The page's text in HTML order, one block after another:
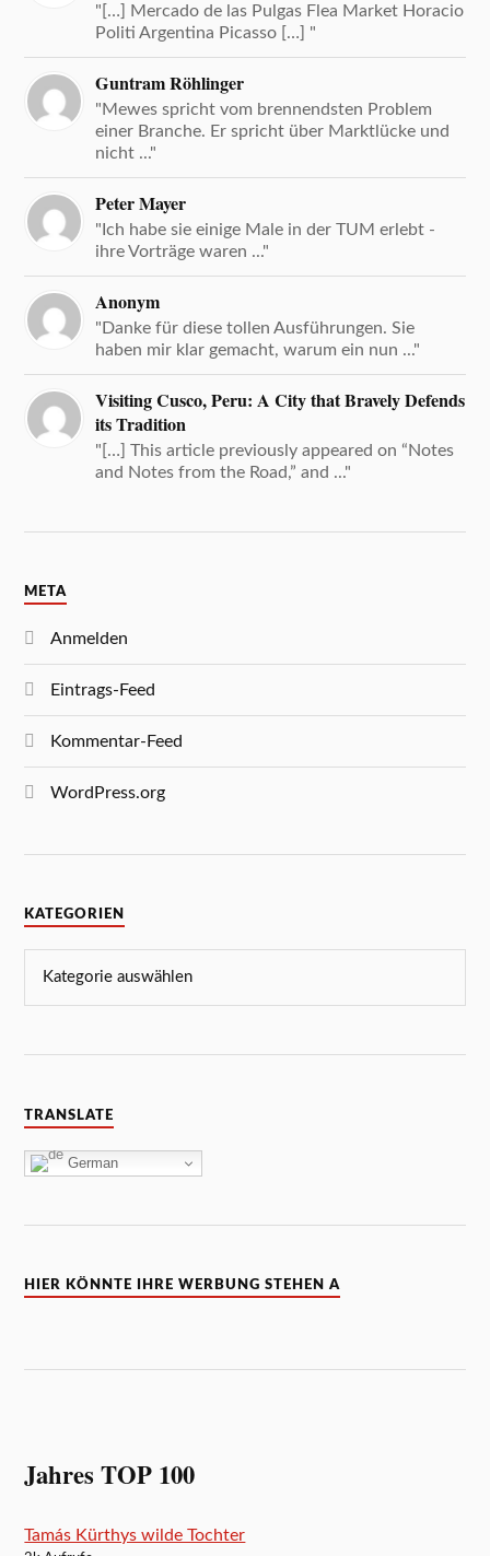
"[…] Mercado de las Pulgas Flea Market Horacio
Politi Argentina Picasso […] "
Guntram Röhlinger
"Mewes spricht vom brennendsten Problem
einer Branche. Er spricht über Marktlücke und
nicht ..."
Peter Mayer
"Ich habe sie einige Male in der TUM erlebt -
ihre Vorträge waren ..."
Anonym
"Danke für diese tollen Ausführungen. Sie
haben mir klar gemacht, warum ein nun ..."
Visiting Cusco, Peru: A City that Bravely Defends
its Tradition
"[…] This article previously appeared on “Notes
and Notes from the Road,” and ..."
META
Anmelden
Eintrags-Feed
Kommentar-Feed
WordPress.org
KATEGORIEN
TRANSLATE
German
HIER KÖNNTE IHRE WERBUNG STEHEN A
Jahres TOP 100
Tamás Kürthys wilde Tochter